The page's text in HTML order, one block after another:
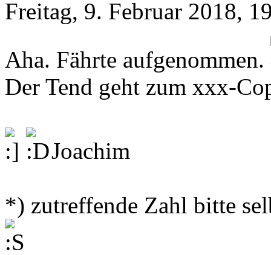
Freitag, 9. Februar 2018,
Aha. Fährte aufgenommen.
Der Tend geht zum xxx-
Joachim
*) zutreffende Zahl bitte